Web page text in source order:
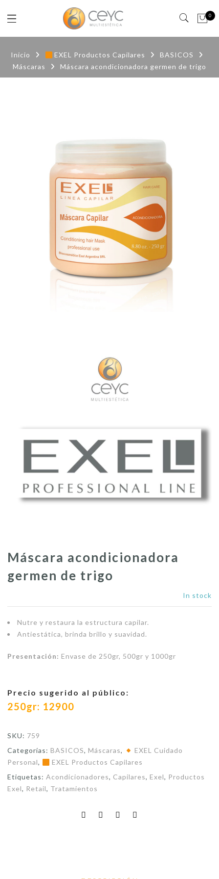
0
Inicio EXEL Productos Capilares
BASICOS
Máscaras
Máscara acondicionadora germen de trigo
Máscara acondicionadora
germen de trigo
In stock
Nutre y restaura la estructura capilar.
Antiestática, brinda brillo y suavidad.
Presentación: Envase de 250gr, 500gr y 1000gr
Precio sugerido al público:
250gr: 12900
SKU: 759
Categorías: BASICOS, Máscaras,
EXEL Cuidado
Personal,
EXEL Productos Capilares
Etiquetas: Acondicionadores, Capilares, Exel, Productos
Exel, Retail, Tratamientos